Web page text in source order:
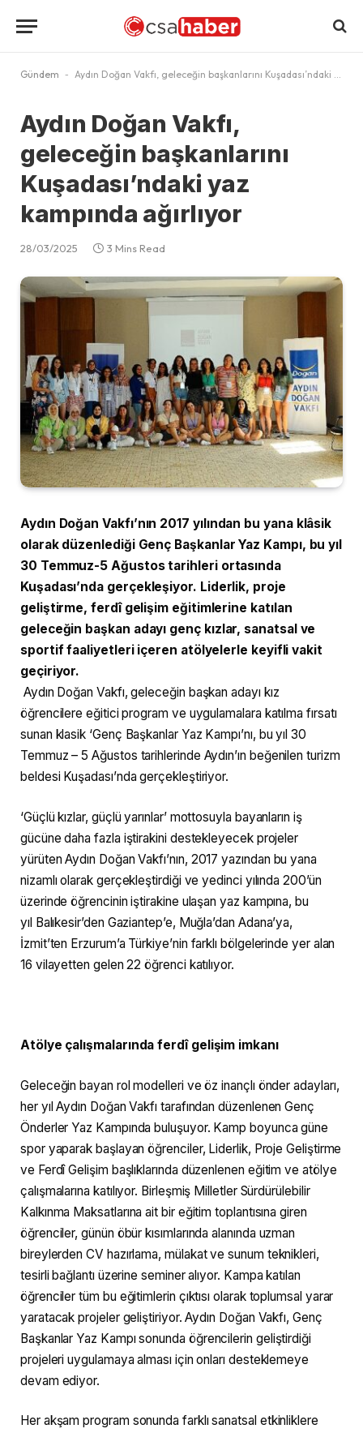
Gündem - Aydın Doğan Vakfı, geleceğin başkanlarını Kuşadası’ndaki yaz kampında ağırlıyor
Aydın Doğan Vakfı,
geleceğin başkanlarını
Kuşadası’ndaki yaz
kampında ağırlıyor
28/03/2025 3 Mins Read
Aydın Doğan Vakfı’nın 2017 yılından bu yana klâsik
olarak düzenlediği Genç Başkanlar Yaz Kampı, bu yıl
30 Temmuz-5 Ağustos tarihleri ortasında
Kuşadası’nda gerçekleşiyor. Liderlik, proje
geliştirme, ferdî gelişim eğitimlerine katılan
geleceğin başkan adayı genç kızlar, sanatsal ve
sportif faaliyetleri içeren atölyelerle keyifli vakit
geçiriyor.
Aydın Doğan Vakfı, geleceğin başkan adayı kız
öğrencilere eğitici program ve uygulamalara katılma fırsatı
sunan klasik ‘Genç Başkanlar Yaz Kampı’nı, bu yıl 30
Temmuz – 5 Ağustos tarihlerinde Aydın’ın beğenilen turizm
beldesi Kuşadası’nda gerçekleştiriyor.
‘Güçlü kızlar, güçlü yarınlar’ mottosuyla bayanların iş
gücüne daha fazla iştirakini destekleyecek projeler
yürüten Aydın Doğan Vakfı’nın, 2017 yazından bu yana
nizamlı olarak gerçekleştirdiği ve yedinci yılında 200’ün
üzerinde öğrencinin iştirakine ulaşan yaz kampına, bu
yıl Balıkesir’den Gaziantep’e, Muğla’dan Adana’ya,
İzmit’ten Erzurum’a Türkiye’nin farklı bölgelerinde yer alan
16 vilayetten gelen 22 öğrenci katılıyor.
Atölye çalışmalarında ferdî gelişim imkanı
Geleceğin bayan rol modelleri ve öz inançlı önder adayları,
her yıl Aydın Doğan Vakfı tarafından düzenlenen Genç
Önderler Yaz Kampında buluşuyor. Kamp boyunca güne
spor yaparak başlayan öğrenciler, Liderlik, Proje Geliştirme
ve Ferdî Gelişim başlıklarında düzenlenen eğitim ve atölye
çalışmalarına katılıyor. Birleşmiş Milletler Sürdürülebilir
Kalkınma Maksatlarına ait bir eğitim toplantısına giren
öğrenciler, günün öbür kısımlarında alanında uzman
bireylerden CV hazırlama, mülakat ve sunum teknikleri,
tesirli bağlantı üzerine seminer alıyor. Kampa katılan
öğrenciler tüm bu eğitimlerin çıktısı olarak toplumsal yarar
yaratacak projeler geliştiriyor. Aydın Doğan Vakfı, Genç
Başkanlar Yaz Kampı sonunda öğrencilerin geliştirdiği
projeleri uygulamaya alması için onları desteklemeye
devam ediyor.
Her akşam program sonunda farklı sanatsal etkinliklere